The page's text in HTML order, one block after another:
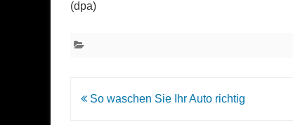
(dpa)
Beitrags-
So waschen Sie Ihr Auto richtig